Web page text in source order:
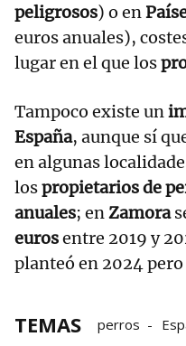
peligrosos) o en
euros anuales),
lugar en el que los
Tampoco existe un
España, aunque sí
en algunas
lospropietarios de
anuales; enZamora
eurosentre 2019 y
planteó en 2024 pero
TEMAS perros